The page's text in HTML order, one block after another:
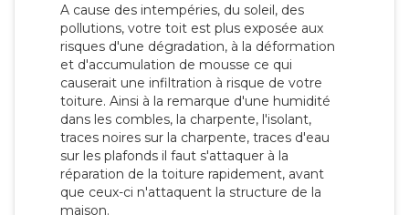
A cause des intempéries, du soleil, des
pollutions, votre toit est plus exposée aux
risques d'une dégradation, à la déformation
et d'accumulation de mousse ce qui
causerait une infiltration à risque de votre
toiture. Ainsi à la remarque d'une humidité
dans les combles, la charpente, l'isolant,
traces noires sur la charpente, traces d'eau
sur les plafonds il faut s'attaquer à la
réparation de la toiture rapidement, avant
que ceux-ci n'attaquent la structure de la
maison.